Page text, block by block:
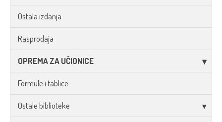
Ostala izdanja
Rasprodaja
OPREMA ZA UČIONICE
Formule i tablice
Ostale biblioteke